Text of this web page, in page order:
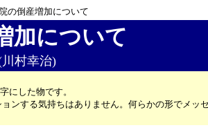
の倒産増加について
加について
川村幸治)
にした物です。
する気持ちはありません。何らかの形でメッ